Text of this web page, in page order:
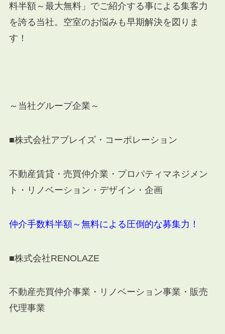
料半額～最大無料」でご紹介する事による集客力
を誇る当社。空室のお悩みも早期解決を図りま
す！
～当社グループ企業～
■株式会社アブレイズ・コーポレーション
不動産賃貸・売買仲介業・プロパティマネジメン
ト・リノベーション・デザイン・企画
仲介手数料半額～無料による圧倒的な募集力！
■株式会社RENOLAZE
不動産売買仲介事業・リノベーション事業・販売
代理事業